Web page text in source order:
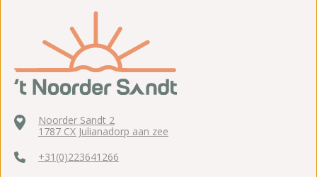
Noorder Sandt 2
1787 CX Julianadorp aan zee
+31(0)223641266